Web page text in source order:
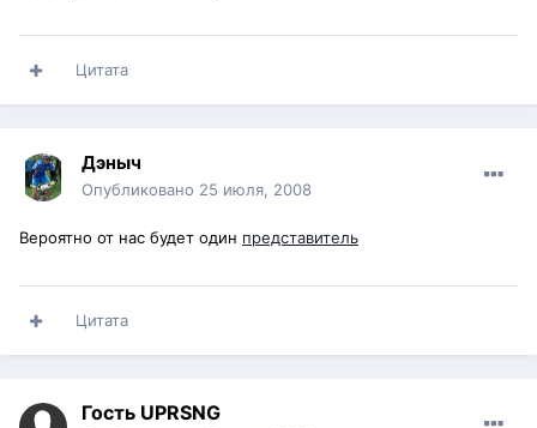
Цитата
Дэныч
Опубликовано 25 июля, 2008
Вероятно от нас будет один представитель
Цитата
Гость UPRSNG